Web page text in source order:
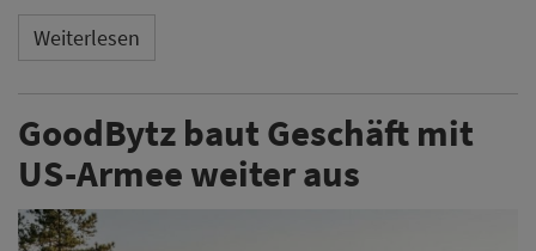
Weiterlesen
GoodBytz baut Geschäft mit
US-Armee weiter aus